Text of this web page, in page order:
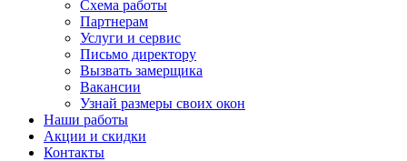
Схема работы
Партнерам
Услуги и сервис
Письмо директору
Вызвать замерщика
Вакансии
Узнай размеры своих окон
Наши работы
Акции и скидки
Контакты